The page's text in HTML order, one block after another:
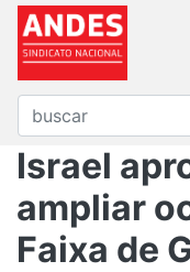
Israel
ampliar
Faixa de